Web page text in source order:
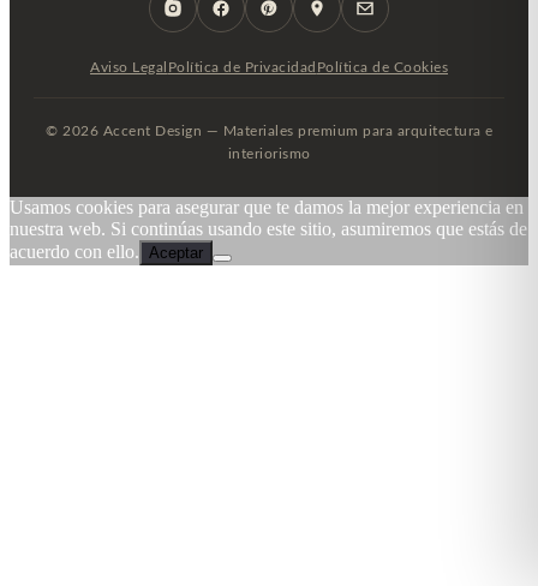
Aviso Legal Política de Privacidad Política de Cookies
© 2026 Accent Design — Materiales premium para arquitectura e
interiorismo
Usamos cookies para asegurar que te damos la mejor experiencia en
nuestra web. Si continúas usando este sitio, asumiremos que estás de
acuerdo con ello. Aceptar